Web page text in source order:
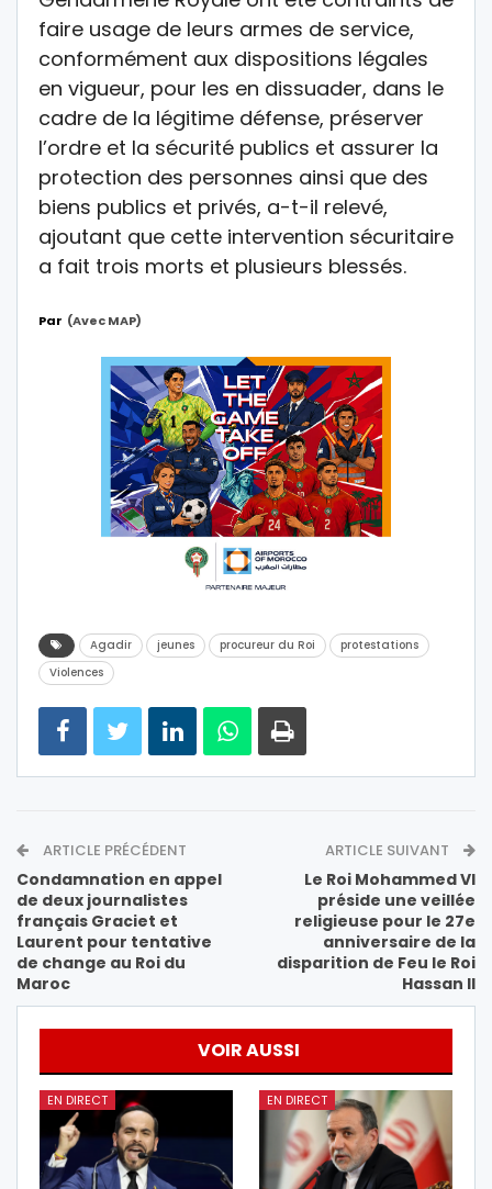
faire usage de leurs armes de service,
conformément aux dispositions légales
en vigueur, pour les en dissuader, dans le
cadre de la légitime défense, préserver
l’ordre et la sécurité publics et assurer la
protection des personnes ainsi que des
biens publics et privés, a-t-il relevé,
ajoutant que cette intervention sécuritaire
a fait trois morts et plusieurs blessés.
Par (avec MAP)
Agadir jeunes procureur du Roi
protestations
Violences
ARTICLE PRÉCÉDENT
Condamnation en appel
de deux journalistes
français Graciet et
Laurent pour tentative
de change au Roi du
Maroc
ARTICLE SUIVANT
Le Roi Mohammed VI
préside une veillée
religieuse pour le 27e
anniversaire de la
disparition de Feu le Roi
Hassan II
VOIR AUSSI
EN DIRECT EN DIRECT